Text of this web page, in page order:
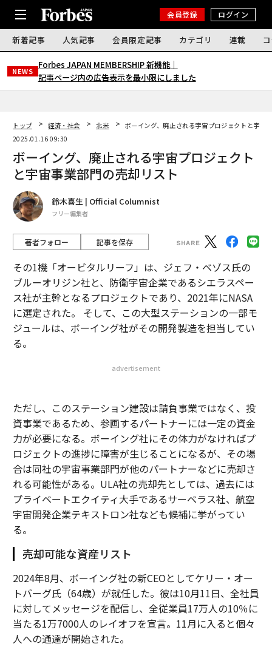
会員登録 ログイン
新着記事 人気記事 会員限定記事 カテゴリ 連載
NEWS
Forbes JAPAN MEMBERSHIP 新機能｜
記事ページ内の広告表示を最小限にしました
トップ 経済・社会 北米
ボーイング、廃止される宇宙プロジェクトと宇宙
2025.01.16 09:30
ボーイング、廃止される宇宙プロジェクト
と宇宙事業部門の売却リスト
鈴木喜生 | Official Columnist
フリー編集者
著者フォロー 記事を保存
その1機「オービタルリーフ」は、ジェフ・ベゾス氏の
ブルーオリジン社と、防衛宇宙企業であるシエラスペー
ス社が主幹となるプロジェクトであり、2021年にNASA
に選定された。 そして、この大型ステーションの一部モ
ジュールは、ボーイング社がその開発製造を担当してい
る。
advertisement
ただし、このステーション建設は請負事業ではなく、投
資事業であるため、参画するパートナーには一定の資金
力が必要になる。ボーイング社にその体力がなければプ
ロジェクトの進捗に障害が生じることになるが、その場
合は同社の宇宙事業部門が他のパートナーなどに売却さ
れる可能性がある。ULA社の売却先としては、過去には
プライベートエクイティ大手であるサーベラス社、航空
宇宙開発企業テキストロン社なども候補に挙がってい
る。
売却可能な資産リスト
2024年8月、ボーイング社の新CEOとしてケリー・オー
トバーグ氏（64歳）が就任した。彼は10月11日、全社員
に対してメッセージを配信し、全従業員17万人の10％に
当たる1万7000人のレイオフを宣言。11月に入ると個々
人への通達が開始された。